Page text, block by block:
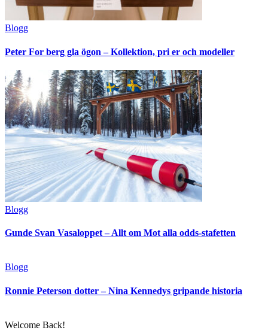
Blogg
Peter For berg gla ögon – Kollektion, pri er och modeller
Blogg
Gunde Svan Vasaloppet – Allt om Mot alla odds-stafetten
Blogg
Ronnie Peterson dotter – Nina Kennedys gripande historia
Welcome Back!